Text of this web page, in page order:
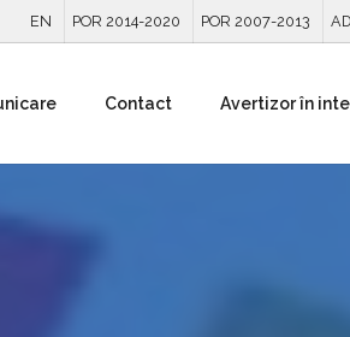
EN POR 2014-2020 POR 2007-2013
Contact Avertizor în